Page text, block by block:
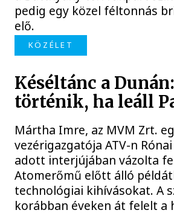
pedig egy közel féltonnás
elő.
KÖZÉLET
Késéltánc a
történik, ha leáll
Mártha Imre, az MVM Zrt.
vezérigazgatója ATV-n
adott interjújában vázolta
Atomerőmű előtt álló
technológiai kihívásokat. A
korábban éveken át felelt a